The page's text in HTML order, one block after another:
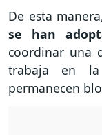
De esta
se han
coordinar una
trabaja en
permanecen